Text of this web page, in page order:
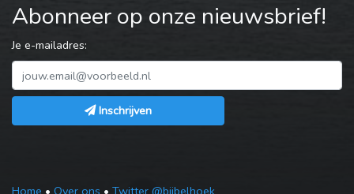
Abonneer op onze nieuwsbrief!
Je e-mailadres:
Inschrijven
Home • Over ons • Twitter @bijbelhoek